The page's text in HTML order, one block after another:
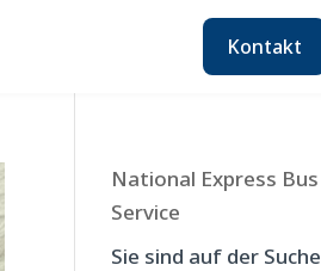
Kontakt
National Express Bus
Service
Sie sind auf der Suche